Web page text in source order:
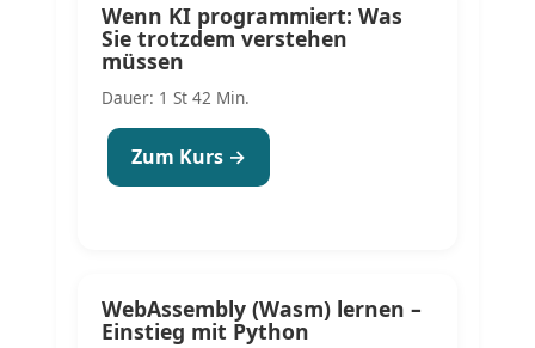
Wenn KI programmiert: Was
Sie trotzdem verstehen
müssen
Dauer: 1 St 42 Min.
Zum Kurs →
WebAssembly (Wasm) lernen –
Einstieg mit Python